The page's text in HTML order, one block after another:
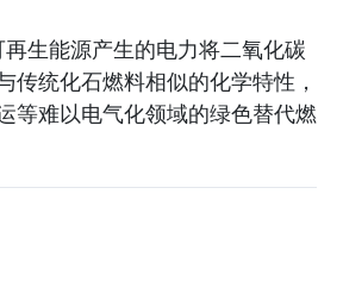
生能源产生的电力将二氧化碳
传统化石燃料相似的化学特性，
等难以电气化领域的绿色替代燃